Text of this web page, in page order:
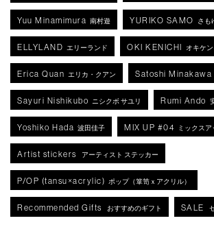
Yuu Minamimura 南村遊 YURIKO SAMO さも
ELLYLAND エリーランド OKI KENICHI オキケ
Erica Quan エリカ・クアン Satoshi Minakawa
Sayuri Nishikubo ニシクボ サユリ Rumi Ando
Yoshiko Hada 波田佳子 MIX UP #04 ミックス
Artist stickers アーティスト ステッカー
P/OP (tansu×acrylic) ポップ（箪笥ｘアクリル）
Recommended Gifts おすすめのギフト SALE